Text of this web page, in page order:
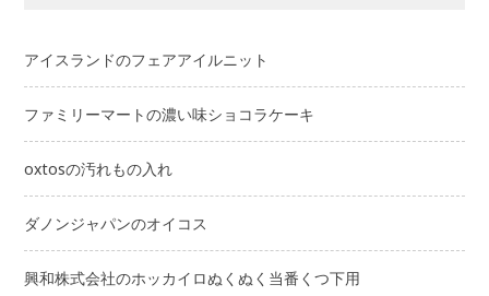
アイスランドのフェアアイルニット
ファミリーマートの濃い味ショコラケーキ
oxtosの汚れもの入れ
ダノンジャパンのオイコス
興和株式会社のホッカイロぬくぬく当番くつ下用